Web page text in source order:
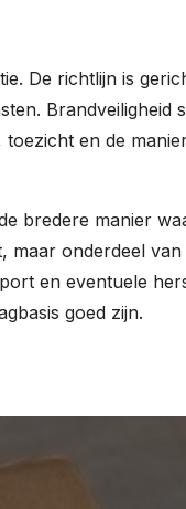
De richtlijn is
Brandveiligheid
en de
bredere manier
maar onderdeel
en eventuele
goed zijn.